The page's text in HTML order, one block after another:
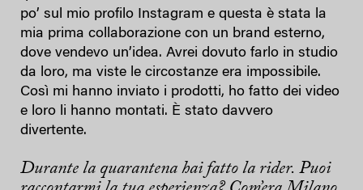
po’ sul mio profilo Instagram e questa è stata la
mia prima collaborazione con un brand esterno,
dove vendevo un’idea. Avrei dovuto farlo in studio
da loro, ma viste le circostanze era impossibile.
Così mi hanno inviato i prodotti, ho fatto dei video
e loro li hanno montati. È stato davvero
divertente.
Durante la quarantena hai fatto la rider. Puoi